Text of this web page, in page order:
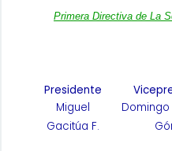
Primera Directiva de La
Presidente
Miguel
Gacitúa F.